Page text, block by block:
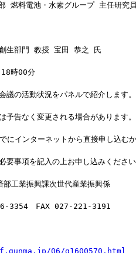
燃料電池・水素グループ 主任研究
生部門 教授 宝田 恭之 氏
時00分
の活動状況をパネルで紹介します。
告なく変更される場合があります。
にインターネットから直接申し込む
を記入の上お申し込みくださ
工業振興課次世代産業振興係
FAX 027-221-3191
06/g1600570.html